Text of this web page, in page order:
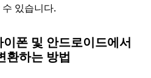
있습니다.
폰 및 안드로이드에서
환하는 방법